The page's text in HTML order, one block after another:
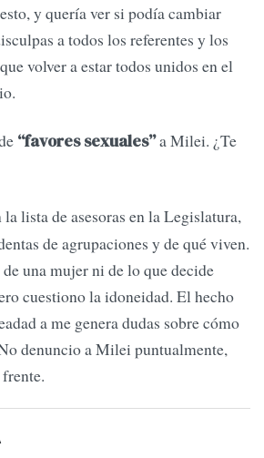
y quería ver si podía cambiar
a todos los referentes y los
volver a estar todos unidos en el
“favores sexuales”a Milei. ¿Te
lista de asesoras en la Legislatura,
de agrupaciones y de qué viven.
una mujer ni de lo que decide
cuestiono la idoneidad. El hecho
a me genera dudas sobre cómo
denuncio a Milei puntualmente,